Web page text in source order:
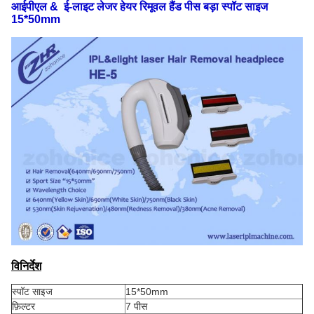
आईपीएल & ई-लाइट लेजर हेयर रिमूवल हैंड पीस बड़ा स्पॉट साइज
15*50mm
विनिर्देश
स्पॉट साइज
15*50mm
फ़िल्टर
7 पीस